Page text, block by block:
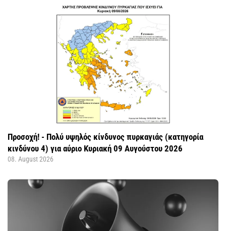
Προσοχή! - Πολύ υψηλός κίνδυνος πυρκαγιάς (κατηγορία
κινδύνου 4) για αύριο Κυριακή 09 Αυγούστου 2026
08. August 2026